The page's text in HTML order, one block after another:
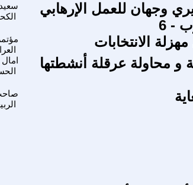
سعيد
وجهان للعمل الإرهابي
- 6
الانتخابات
امال
و محاولة عرقلة أنشطتها